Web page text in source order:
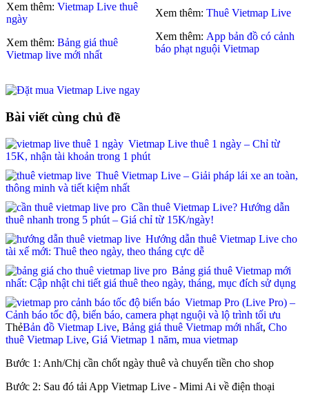
Xem thêm: Vietmap Live thuê
ngày
Xem thêm: Bảng giá thuê
Vietmap live mới nhất
Xem thêm: Thuê Vietmap Live
Xem thêm: App bản đồ có cảnh
báo phạt nguội Vietmap
Bài viết cùng chủ đề
Vietmap Live thuê 1 ngày – Chỉ từ
15K, nhận tài khoản trong 1 phút
Thuê Vietmap Live – Giải pháp lái xe an toàn,
thông minh và tiết kiệm nhất
Cần thuê Vietmap Live? Hướng dẫn
thuê nhanh trong 5 phút – Giá chỉ từ 15K/ngày!
Hướng dẫn thuê Vietmap Live cho
tài xế mới: Thuê theo ngày, theo tháng cực dễ
Bảng giá thuê Vietmap mới
nhất: Cập nhật chi tiết giá thuê theo ngày, tháng, mục đích sử dụng
Vietmap Pro (Live Pro) –
Cảnh báo tốc độ, biển báo, camera phạt nguội và lộ trình tối ưu
ThẻBản đồ Vietmap Live, Bảng giá thuê Vietmap mới nhất, Cho
thuê Vietmap Live, Giá Vietmap 1 năm, mua vietmap
Bước 1: Anh/Chị cần chốt ngày thuê và chuyển tiền cho shop
Bước 2: Sau đó tải App Vietmap Live - Mimi Ai về điện thoại